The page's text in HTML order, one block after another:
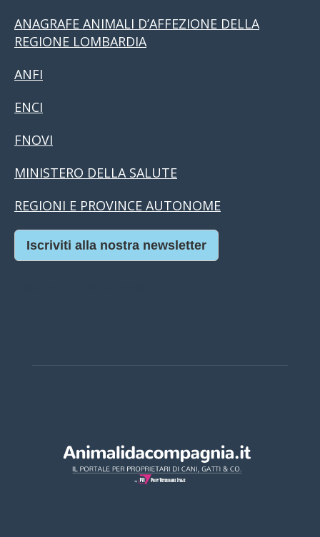
ANAGRAFE ANIMALI D’AFFEZIONE DELLA
REGIONE LOMBARDIA
ANFI
ENCI
FNOVI
MINISTERO DELLA SALUTE
REGIONI E PROVINCE AUTONOME
Iscriviti alla nostra newsletter